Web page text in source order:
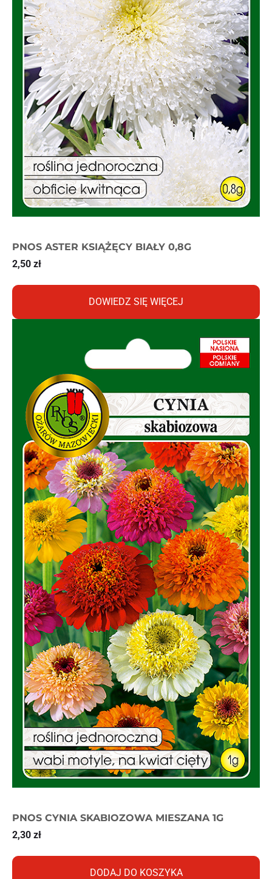
PNOS ASTER KSIĄŻĘCY BIAŁY 0,8G
2,50 zł
DOWIEDZ SIĘ WIĘCEJ
PNOS CYNIA SKABIOZOWA MIESZANA 1G
2,30 zł
DODAJ DO KOSZYKA